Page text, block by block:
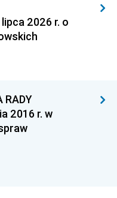
lipca 2026 r. o
RADY
2016 r. w